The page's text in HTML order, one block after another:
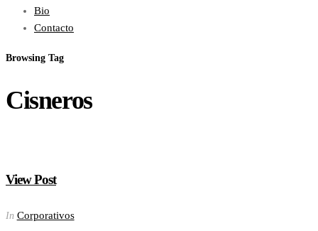
Bio
Contacto
Browsing Tag
Cisneros
View Post
In Corporativos